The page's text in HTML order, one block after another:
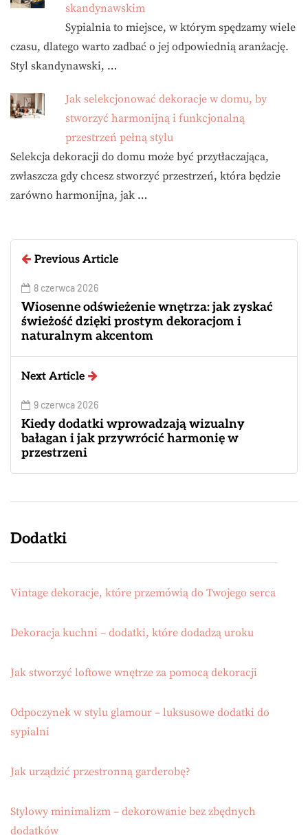
skandynawskim
Sypialnia to miejsce, w którym spędzamy wiele
czasu, dlatego warto zadbać o jej odpowiednią aranżację.
Styl skandynawski, …
Jak selekcjonować dekoracje w domu, by
stworzyć harmonijną i funkcjonalną
przestrzeń pełną stylu
Selekcja dekoracji do domu może być przytłaczająca,
zwłaszcza gdy chcesz stworzyć przestrzeń, która będzie
zarówno harmonijna, jak …
Previous Article
8 czerwca 2026
Wiosenne odświeżenie wnętrza: jak zyskać
świeżość dzięki prostym dekoracjom i
naturalnym akcentom
Next Article
9 czerwca 2026
Kiedy dodatki wprowadzają wizualny
bałagan i jak przywrócić harmonię w
przestrzeni
Dodatki
Vintage dekoracje, które przemówią do Twojego serca
Dekoracja kuchni – dodatki, które dodadzą uroku
Jak stworzyć loftowe wnętrze za pomocą dekoracji
Odpoczynek w stylu glamour – luksusowe dodatki do
sypialni
Jak urządzić przestronną garderobę?
Stylowy minimalizm – dekorowanie bez zbędnych
dodatków